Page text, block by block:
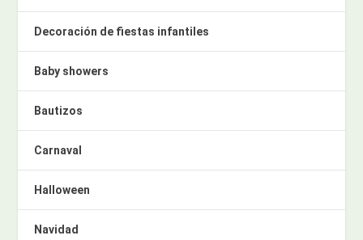
Decoración de fiestas infantiles
Baby showers
Bautizos
Carnaval
Halloween
Navidad